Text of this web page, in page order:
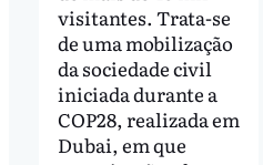
visitantes. Trata-se
de uma mobilização
da sociedade civil
iniciada durante a
COP28, realizada em
Dubai, em que